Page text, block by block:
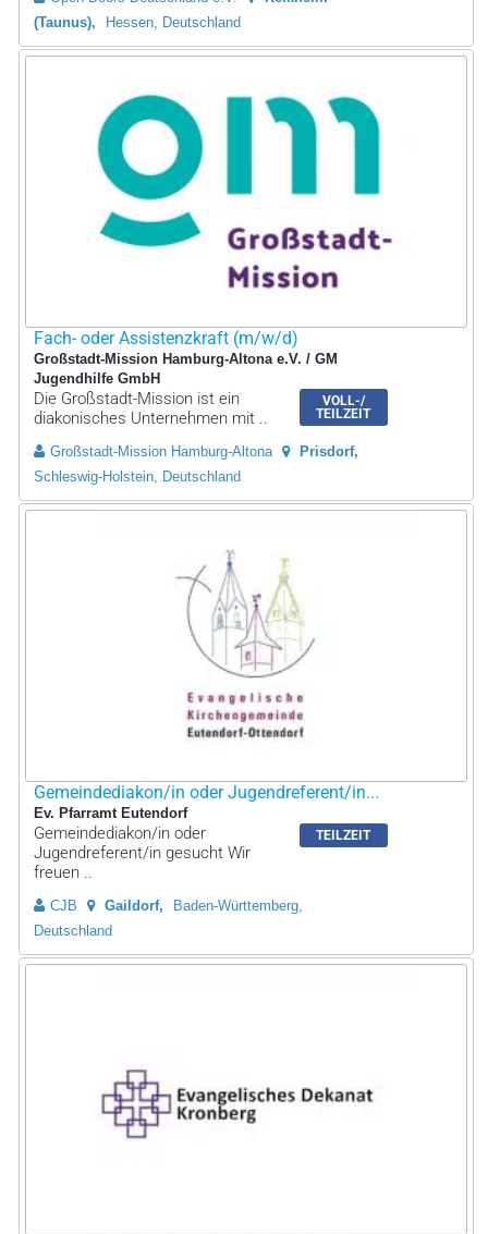
(Taunus)
Hessen, Deutschland
Fach- oder Assistenzkraft (m/w/d)
Großstadt-Mission Hamburg-Altona e.V. / GM
Jugendhilfe GmbH
VOLL-/
TEILZEIT
Die Großstadt-Mission ist ein
diakonisches Unternehmen mit ..
Großstadt-Mission Hamburg-Altona
Prisdorf
Schleswig-Holstein, Deutschland
Gemeindediakon/in oder Jugendreferent/in...
Ev. Pfarramt Eutendorf
TEILZEIT
Gemeindediakon/in oder
Jugendreferent/in gesucht Wir
freuen ..
CJB Gaildorf
Baden-Württemberg,
Deutschland